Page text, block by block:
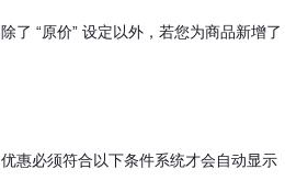
除了 “原价” 设定以外，若您为商品新增
优惠必须符合以下条件系统才会自动显示